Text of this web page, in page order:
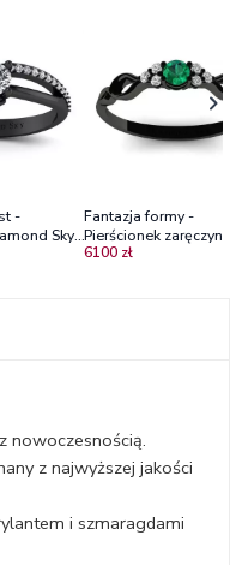
-
Sky,
Fantazja formy -
Pierścionek
Diamond Sky, czarne
6100 zł
nowoczesnością.
z najwyższej jakości
i szmaragdami